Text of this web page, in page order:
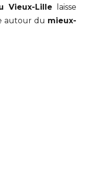
Vieux-Lille laisse
autour du mieux-